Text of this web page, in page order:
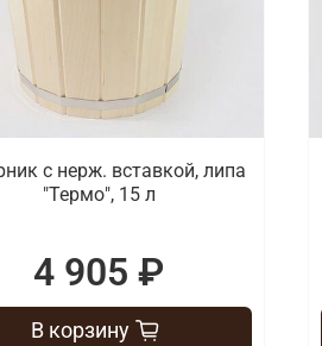
с нерж. вставкой, липа
"Термо", 15 л
4 905 ₽
В корзину